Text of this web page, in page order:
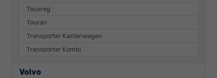
Touareg
Touran
Transporter Kastenwagen
Transporter Kombi
Volvo